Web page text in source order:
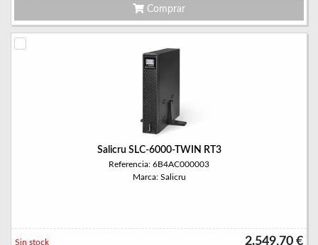
Comprar
Salicru SLC-6000-TWIN RT3
Referencia: 6B4AC000003
Marca: Salicru
2.549,70 €
Sin stock